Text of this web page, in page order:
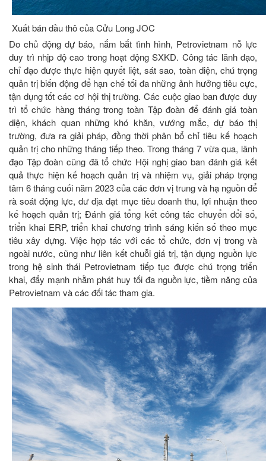
Xuất bán dầu thô của Cửu Long JOC
Do chủ động dự báo, nắm bắt tình hình, Petrovietnam nỗ lực
duy trì nhịp độ cao trong hoạt động SXKD. Công tác lãnh đạo,
chỉ đạo được thực hiện quyết liệt, sát sao, toàn diện, chú trọng
quản trị biến động để hạn chế tối đa những ảnh hưởng tiêu cực,
tận dụng tốt các cơ hội thị trường. Các cuộc giao ban được duy
trì tổ chức hàng tháng trong toàn Tập đoàn để đánh giá toàn
diện, khách quan những khó khăn, vướng mắc, dự báo thị
trường, đưa ra giải pháp, đồng thời phân bổ chỉ tiêu kế hoạch
quản trị cho những tháng tiếp theo. Trong tháng 7 vừa qua, lãnh
đạo Tập đoàn cũng đã tổ chức Hội nghị giao ban đánh giá kết
quả thực hiện kế hoạch quản trị và nhiệm vụ, giải pháp trọng
tâm 6 tháng cuối năm 2023 của các đơn vị trung và hạ nguồn để
rà soát động lực, dư địa đạt mục tiêu doanh thu, lợi nhuận theo
kế hoạch quản trị; Đánh giá tổng kết công tác chuyển đổi số,
triển khai ERP, triển khai chương trình sáng kiến số theo mục
tiêu xây dựng. Việc hợp tác với các tổ chức, đơn vị trong và
ngoài nước, cũng như liên kết chuỗi giá trị, tận dụng nguồn lực
trong hệ sinh thái Petrovietnam tiếp tục được chú trọng triển
khai, đẩy mạnh nhằm phát huy tối đa nguồn lực, tiềm năng của
Petrovietnam và các đối tác tham gia.